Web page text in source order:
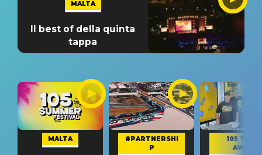
MALTA
Il best of della quinta
tappa
MALTA
#PARTNERSHI
P
105 TAKE
AWAY